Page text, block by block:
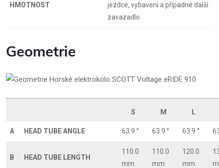
HMOTNOST
jezdce, vybavení a případné další
zavazadlo
Geometrie
S M L
A HEAD TUBE ANGLE 63.9 ° 63.9 ° 63.9 °
B HEAD TUBE LENGTH
110.0
mm
110.0
mm
120.0
mm